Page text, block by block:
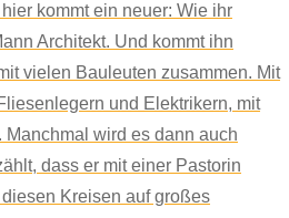
kommt ein neuer: Wie ihr
Architekt. Und kommt ihn
vielen Bauleuten zusammen. Mit
und Elektrikern, mit
wird es dann auch
dass er mit einer Pastorin
Kreisen auf großes